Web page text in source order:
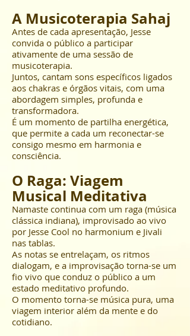
A Musicoterapia Sahaj
Antes de cada apresentação, Jesse
convida o público a participar
ativamente de uma sessão de
musicoterapia.
Juntos, cantam sons específicos ligados
aos chakras e órgãos vitais, com uma
abordagem simples, profunda e
transformadora.
É um momento de partilha energética,
que permite a cada um reconectar-se
consigo mesmo em harmonia e
consciência.
O Raga: Viagem
Musical Meditativa
Namaste continua com um raga (música
clássica indiana), improvisado ao vivo
por Jesse Cool no harmonium e Jivali
nas tablas.
As notas se entrelaçam, os ritmos
dialogam, e a improvisação torna-se um
fio vivo que conduz o público a um
estado meditativo profundo.
O momento torna-se música pura, uma
viagem interior além da mente e do
cotidiano.